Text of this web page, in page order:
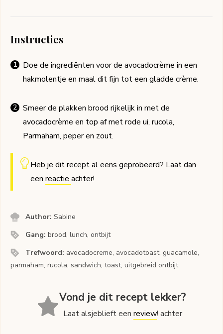
Instructies
Doe de ingrediënten voor de avocadocrème in een
hakmolentje en maal dit fijn tot een gladde crème.
Smeer de plakken brood rijkelijk in met de
avocadocrème en top af met rode ui, rucola,
Parmaham, peper en zout.
Heb je dit recept al eens geprobeerd? Laat dan
een reactie achter!
Author:Sabine
Gang:brood, lunch, ontbijt
Trefwoord: avocadocreme, avocadotoast, guacamole,
parmaham, rucola, sandwich, toast, uitgebreid ontbijt
Vond je dit recept lekker?
Laat alsjeblieft eenreview! achter